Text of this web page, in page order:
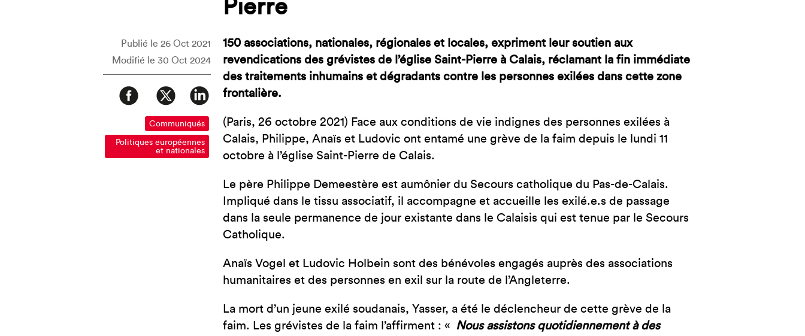
Pierre
Publié le 26 Oct 2021
Modifié le 30 Oct 2024
Communiqués
Politiques européennes
et nationales
150 associations, nationales, régionales et locales, expriment leur soutien aux
revendications des grévistes de l’église Saint-Pierre à Calais, réclamant la fin immédiate
des traitements inhumains et dégradants contre les personnes exilées dans cette zone
frontalière.
(Paris, 26 octobre 2021) Face aux conditions de vie indignes des personnes exilées à
Calais, Philippe, Anaïs et Ludovic ont entamé une grève de la faim depuis le lundi 11
octobre à l’église Saint-Pierre de Calais.
Le père Philippe Demeestère est aumônier du Secours catholique du Pas-de-Calais.
Impliqué dans le tissu associatif, il accompagne et accueille les exilé.e.s de passage
dans la seule permanence de jour existante dans le Calaisis qui est tenue par le Secours
Catholique.
Anaïs Vogel et Ludovic Holbein sont des bénévoles engagés auprès des associations
humanitaires et des personnes en exil sur la route de l’Angleterre.
La mort d’un jeune exilé soudanais, Yasser, a été le déclencheur de cette grève de la
faim. Les grévistes de la faim l’affirment : « Nous assistons quotidiennement à des